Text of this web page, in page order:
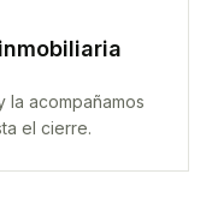
la acompañamos
el cierre.